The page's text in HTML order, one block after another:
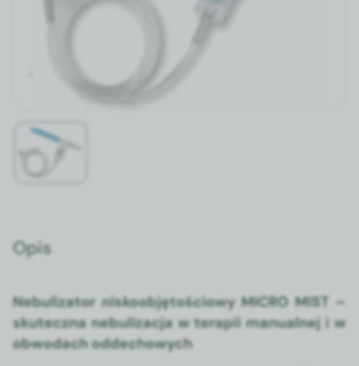
Opis
Neb­u­liza­tor niskoob­ję­toś­ciowy MICRO MIST –
skutecz­na neb­u­liza­c­ja w ter­apii man­u­al­nej i w
obwodach odd­e­chowych